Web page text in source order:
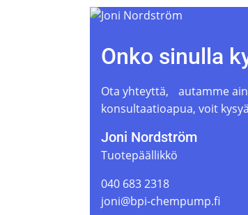
Onko sinulla
Ota yhteyttä, autamme
konsultaatioapua, voit
Joni Nordström
Tuotepäällikkö
040 683 2318
joni@bpi-chempump.fi